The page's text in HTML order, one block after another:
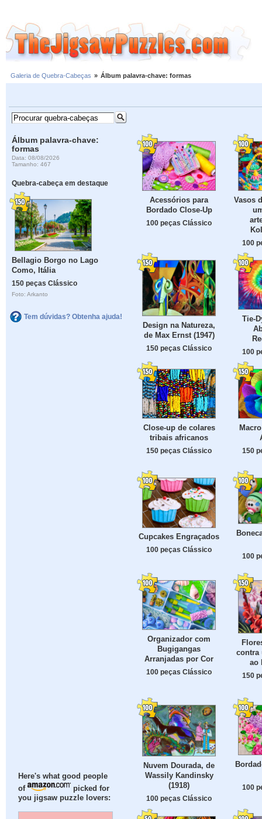
Galeria de Quebra-Cabeças » Álbum palavra-chave: formas
Álbum palavra-chave:
formas
Data: 08/08/2026
Tamanho: 467
Quebra-cabeça em destaque
Bellagio Borgo no Lago
Como, Itália
150 peças Clássico
Foto: Arkanto
Tem dúvidas? Obtenha ajuda!
Here's what good people
of
picked for
you jigsaw puzzle lovers:
Acessórios para
Bordado Close-Up
100 peças Clássico
Vasos
100
Design na Natureza,
de Max Ernst (1947)
150 peças Clássico
Tie-
100
Close-up de colares
tribais africanos
150 peças Clássico 150
Cupcakes Engraçados
100 peças Clássico
100
Organizador com
Bugigangas
Arranjadas por Cor
100 peças Clássico
contra
ao
150
Nuvem Dourada, de
Wassily Kandinsky
(1918)
100 peças Clássico
100